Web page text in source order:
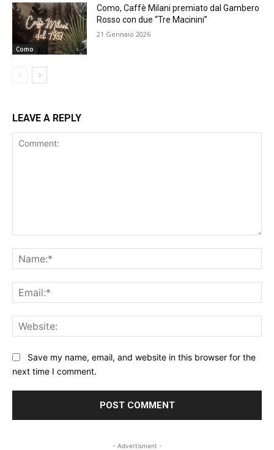
Como
Como, Caffè Milani premiato dal Gambero
Rosso con due “Tre Macinini”
21 Gennaio 2026
LEAVE A REPLY
Save my name, email, and website in this browser for the
next time I comment.
- Advertisment -